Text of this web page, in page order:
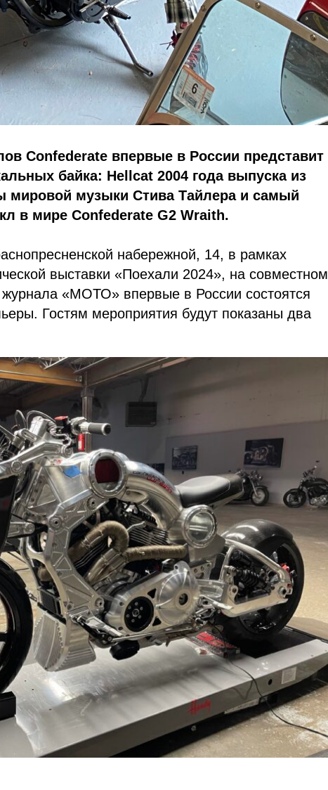
Confederate впервые в России представит
байка: Hellcat 2004 года выпуска из
мировой музыки Стива Тайлера и самый
в мире Confederate G2 Wraith.
набережной, 14, в рамках
выставки «Поехали 2024», на совместном
«МОТО» впервые в России состоятся
Гостям мероприятия будут показаны два